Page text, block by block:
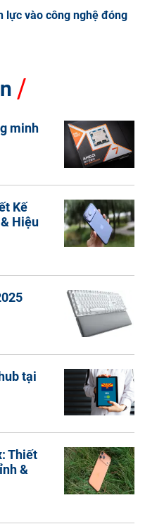
lực vào công nghệ đóng
minh
Kế
Hiệu
tại
Thiết
&